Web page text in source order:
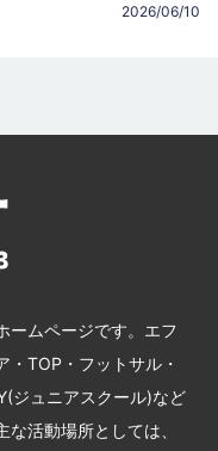
2026/06/10
ームページです。エフ
・TOP・フットサル・
ジュニアスクール)など
活動場所としては、